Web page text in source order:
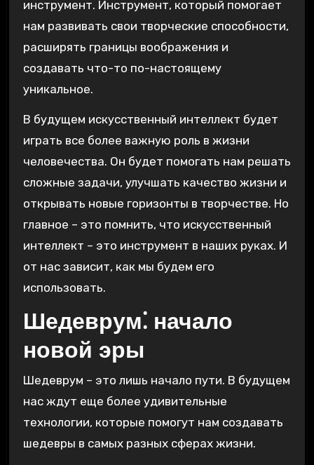
инструмент. Инструмент, который помогает
нам развивать свои творческие способности,
расширять границы воображения и
создавать что-то по-настоящему
уникальное.
В будущем искусственный интеллект будет
играть все более важную роль в жизни
человечества. Он будет помогать нам решать
сложные задачи, улучшать качество жизни и
открывать новые горизонты в творчестве. Но
главное – это помнить, что искусственный
интеллект – это инструмент в наших руках. И
от нас зависит, как мы будем его
использовать.
Шедеврум⁚ начало
новой эры
Шедеврум – это лишь начало пути. В будущем
нас ждут еще более удивительные
технологии, которые помогут нам создавать
шедевры в самых разных сферах жизни.